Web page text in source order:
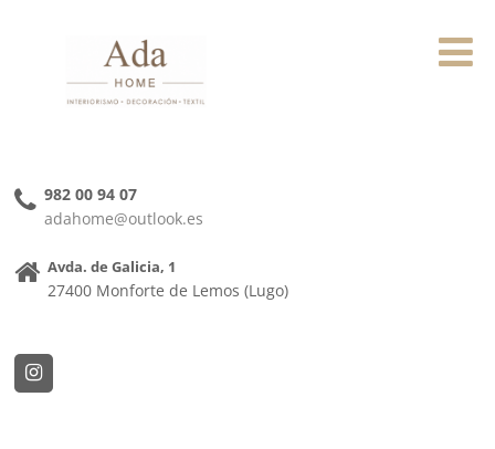
982 00 94 07
adahome@outlook.es
Avda. de Galicia, 1
27400 Monforte de Lemos (Lugo)